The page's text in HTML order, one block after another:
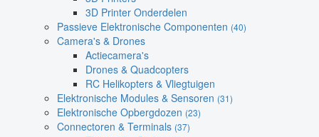
3D Printer Onderdelen
Passieve Elektronische Componenten (40)
Camera's & Drones
Actiecamera's
Drones & Quadcopters
RC Helikopters & Vliegtuigen
Elektronische Modules & Sensoren (31)
Elektronische Opbergdozen (23)
Connectoren & Terminals (37)